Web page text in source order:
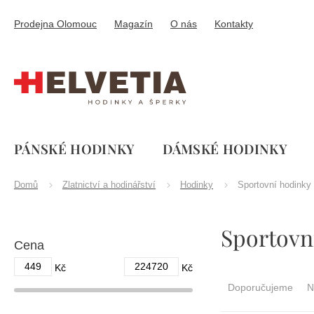
obsah
Prodejna Olomouc Magazín O nás Kontakty
PÁNSKÉ HODINKY DÁMSKÉ HODINKY
Domů Zlatnictví a hodinářství Hodinky Sportovní hodinky
Cena
449 Kč 224720 Kč
Doporučujeme